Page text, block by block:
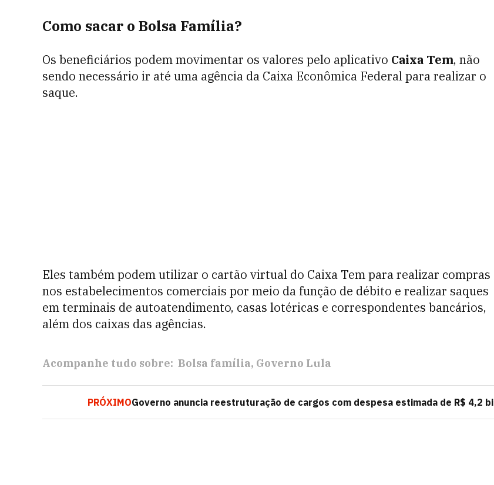
Como sacar o Bolsa Família?
Os beneficiários podem movimentar os valores pelo aplicativo Caixa Tem, não
sendo necessário ir até uma agência da Caixa Econômica Federal para realizar o
saque.
Eles também podem utilizar o cartão virtual do Caixa Tem para realizar compras
nos estabelecimentos comerciais por meio da função de débito e realizar saques
em terminais de autoatendimento, casas lotéricas e correspondentes bancários,
além dos caixas das agências.
Acompanhe tudo sobre: Bolsa família Governo Lula
PRÓXIMOGoverno anuncia reestruturação de cargos com despesa estimada de R$ 4,2 bi